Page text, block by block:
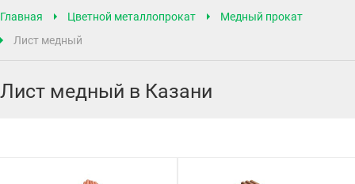
Главная Цветной металлопрокат
Медный прокат
Лист медный
Лист медный в Казани